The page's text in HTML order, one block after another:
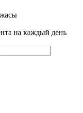
на каждый день